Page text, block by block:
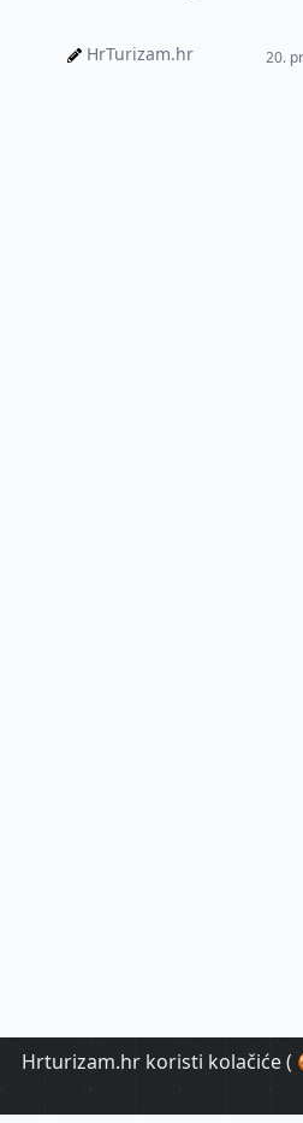
naselja Velika Punta. Riječ
HrTurizam.hr 20.
Hrturizam.hr koristi kolačiće (